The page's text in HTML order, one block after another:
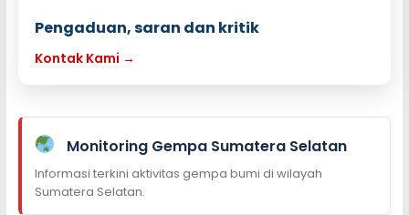
Pengaduan, saran dan kritik
Kontak Kami →
Monitoring Gempa Sumatera Selatan
Informasi terkini aktivitas gempa bumi di wilayah
Sumatera Selatan.